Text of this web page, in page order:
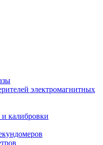
электромагнитных
калибровки